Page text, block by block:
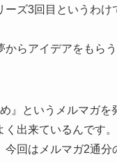
ズ3回目というわけ
らアイデアをもら
』というメルマガを
出来ているんです。
回はメルマガ2通分